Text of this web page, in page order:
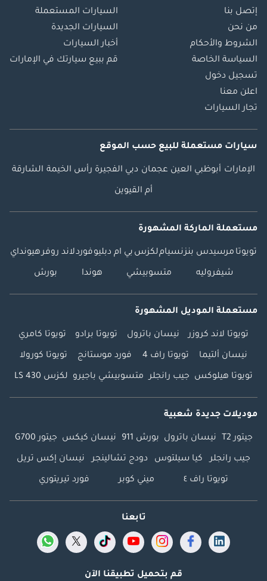
إتصل بنا
من نحن
الشروط والأحكام
السياسة الخاصة
تسجيل دخول
اعلن معنا
تجار السيارات
السيارات المستعملة
السيارات الجديدة
أخبار السيارات
قم ببيع سيارتك في الإمارات
سيارات مستعملة للبيع حسب الموقع
الإمارات أبوظبي العين عجمان دبي الفجيرة رأس الخيمة الشارقة
أم القيوين
مستعملة الماركة المشهورة
تويوتا مرسيدس بنزنسياملكزس بي ام دبليوفوردلاند روفرهيونداي
شيفروليه متسوبيشي هوندا بورش
مستعملة الموديل المشهورة
تويوتا لاند كروزر نيسان باترول تويوتا برادو تويوتا كامري
نيسان ألتيما تويوتا راف 4 فورد موستانج تويوتا كورولا
تويوتا هيلوكس جيب رانجلر متسوبيشي باجيرو لكزس LS 430
موديلات جديدة شعبية
جيتور T2 نيسان باترول بورش 911 نيسان كيكس جيتور G700
جيب رانجلر كيا سيلتوس دودج تشالينجر نيسان إكس تريل
تويوتا راف ٤ ميني كوبر فورد تيريتوري
تابعنا
قم بتحميل تطبيقنا الآن